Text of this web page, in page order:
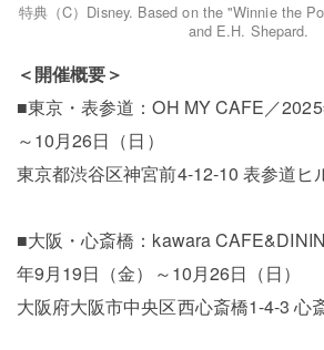
特典（C）Disney. Based on the "Winnie the
and E.H. Shepard.
＜開催概要＞
■東京・表参道：OH MY CAFE／2025
～10月26日（日）
東京都渋谷区神宮前4-12-10 表参道ヒ
■大阪・心斎橋：kawara
年9月19日（金）～10月26日（日）
大阪府大阪市中央区西心斎橋1-4-3 心